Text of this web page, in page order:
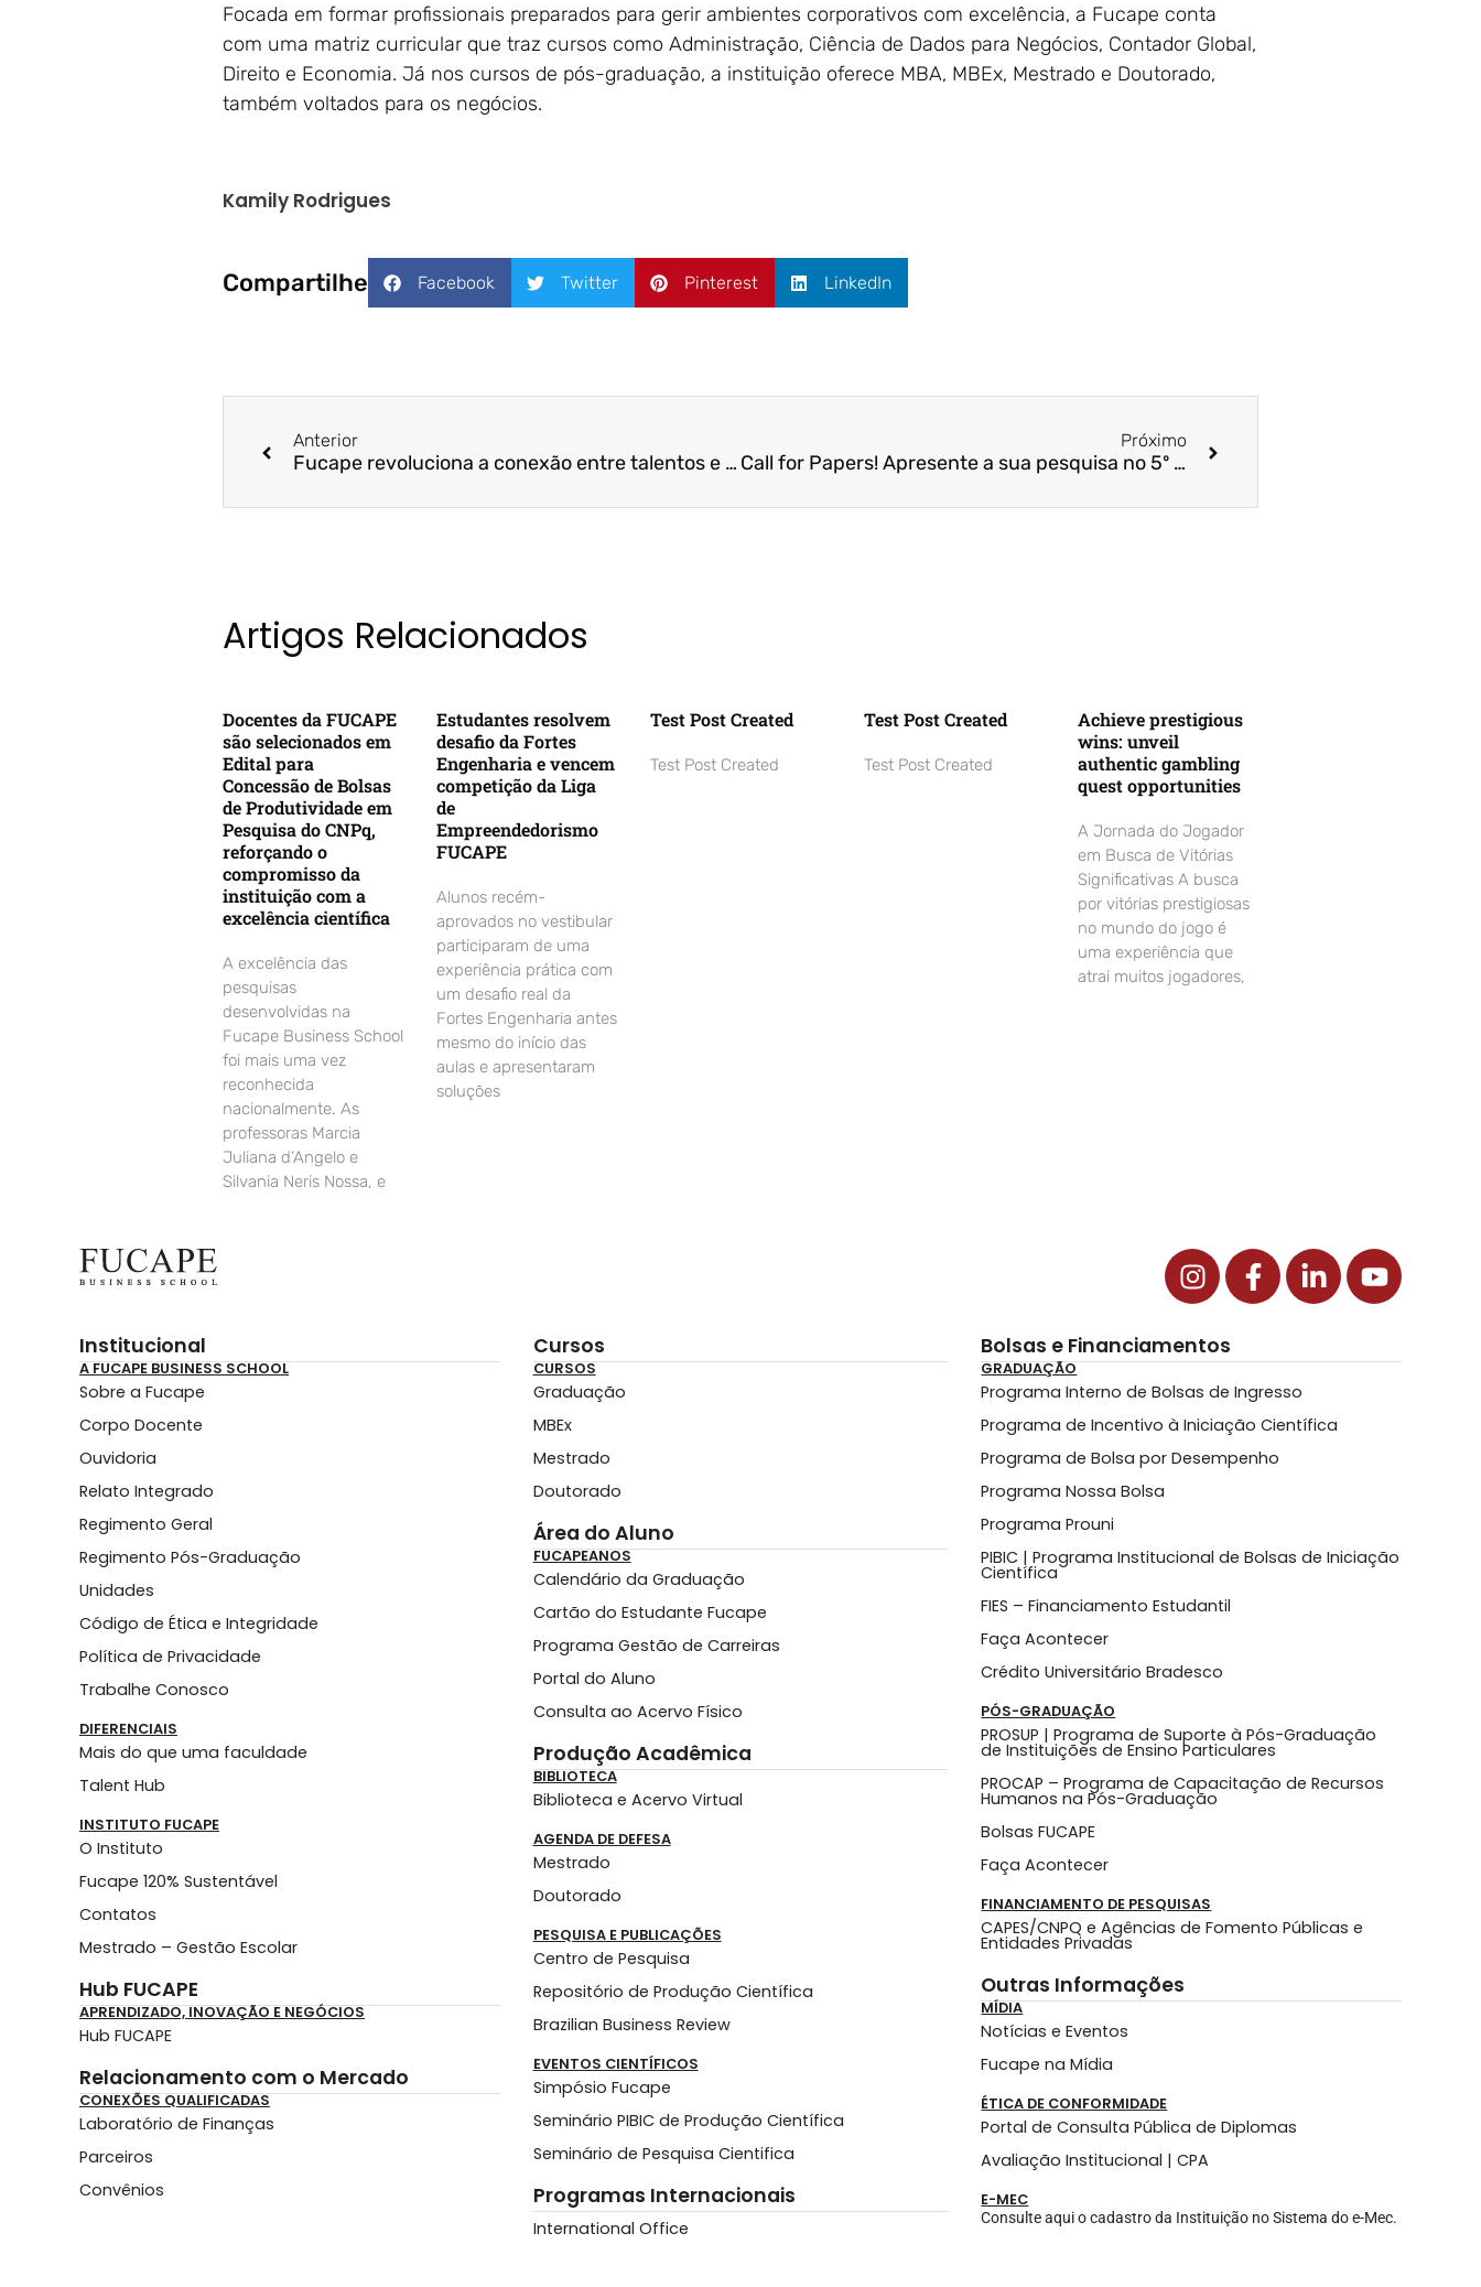
Focada em formar profissionais preparados para gerir ambientes corporativos com excelência, a Fucape conta
com uma matriz curricular que traz cursos como Administração, Ciência de Dados para Negócios, Contador Global,
Direito e Economia. Já nos cursos de pós-graduação, a instituição oferece MBA, MBEx, Mestrado e Doutorado,
também voltados para os negócios.
Kamily Rodrigues
Compartilhe Facebook Twitter Pinterest LinkedIn
Anterior
Fucape revoluciona a conexão entre talentos e mercado com o Talent Hub
Próximo
Call for Papers! Apresente a sua pesquisa no 5º Business Tech Congress
Artigos Relacionados
Docentes da FUCAPE
são selecionados em
Edital para
Concessão de Bolsas
de Produtividade em
Pesquisa do CNPq,
reforçando o
compromisso da
instituição com a
excelência científica
A excelência das
pesquisas
desenvolvidas na
Fucape Business School
foi mais uma vez
reconhecida
nacionalmente. As
professoras Marcia
Juliana d’Angelo e
Silvania Neris Nossa, e
Estudantes resolvem
desafio da Fortes
Engenharia e vencem
competição da Liga
de
Empreendedorismo
FUCAPE
Alunos recém-
aprovados no vestibular
participaram de uma
experiência prática com
um desafio real da
Fortes Engenharia antes
mesmo do início das
aulas e apresentaram
soluções
Test Post Created
Test Post Created
Test Post Created
Test Post Created
Achieve prestigious
wins: unveil
authentic gambling
quest opportunities
A Jornada do Jogador
em Busca de Vitórias
Significativas A busca
por vitórias prestigiosas
no mundo do jogo é
uma experiência que
atrai muitos jogadores,
Institucional
A FUCAPE BUSINESS SCHOOL
Sobre a Fucape
Corpo Docente
Ouvidoria
Relato Integrado
Regimento Geral
Regimento Pós-Graduação
Unidades
Código de Ética e Integridade
Política de Privacidade
Trabalhe Conosco
DIFERENCIAIS
Mais do que uma faculdade
Talent Hub
INSTITUTO FUCAPE
O Instituto
Fucape 120% Sustentável
Contatos
Mestrado – Gestão Escolar
Hub FUCAPE
APRENDIZADO, INOVAÇÃO E NEGÓCIOS
Hub FUCAPE
Relacionamento com o Mercado
CONEXÕES QUALIFICADAS
Laboratório de Finanças
Parceiros
Convênios
Cursos
CURSOS
Graduação
MBEx
Mestrado
Doutorado
Área do Aluno
FUCAPEANOS
Calendário da Graduação
Cartão do Estudante Fucape
Programa Gestão de Carreiras
Portal do Aluno
Consulta ao Acervo Físico
Produção Acadêmica
BIBLIOTECA
Biblioteca e Acervo Virtual
AGENDA DE DEFESA
Mestrado
Doutorado
PESQUISA E PUBLICAÇÕES
Centro de Pesquisa
Repositório de Produção Científica
Brazilian Business Review
EVENTOS CIENTÍFICOS
Simpósio Fucape
Seminário PIBIC de Produção Científica
Seminário de Pesquisa Cientifica
Programas Internacionais
International Office
Bolsas e Financiamentos
GRADUAÇÃO
Programa Interno de Bolsas de Ingresso
Programa de Incentivo à Iniciação Científica
Programa de Bolsa por Desempenho
Programa Nossa Bolsa
Programa Prouni
PIBIC | Programa Institucional de Bolsas de Iniciação
Científica
FIES – Financiamento Estudantil
Faça Acontecer
Crédito Universitário Bradesco
PÓS-GRADUAÇÃO
PROSUP | Programa de Suporte à Pós-Graduação
de Instituições de Ensino Particulares
PROCAP – Programa de Capacitação de Recursos
Humanos na Pós-Graduação
Bolsas FUCAPE
Faça Acontecer
FINANCIAMENTO DE PESQUISAS
CAPES/CNPQ e Agências de Fomento Públicas e
Entidades Privadas
Outras Informações
MÍDIA
Notícias e Eventos
Fucape na Mídia
ÉTICA DE CONFORMIDADE
Portal de Consulta Pública de Diplomas
Avaliação Institucional | CPA
E-MEC
Consulte aqui o cadastro da Instituição no Sistema do e-Mec.